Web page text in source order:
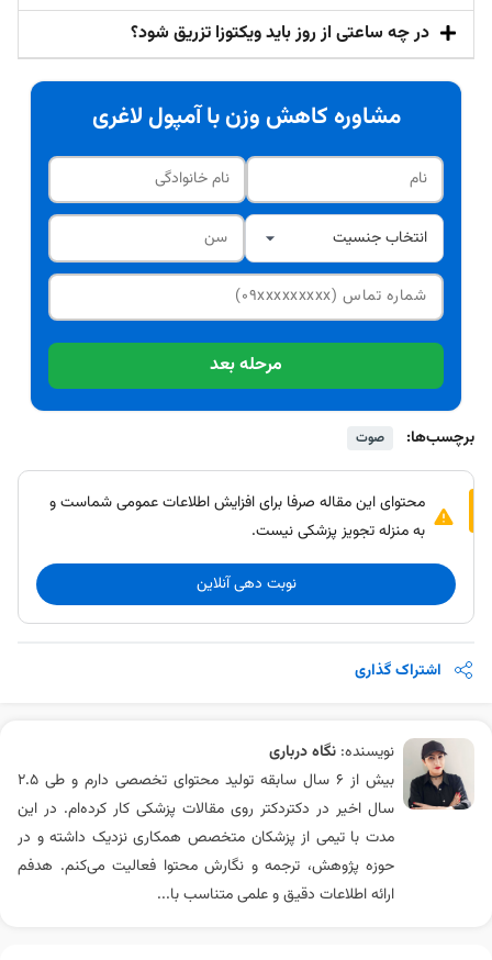
در چه ساعتی از روز باید ویکتوزا تزریق شود؟
مشاوره کاهش وزن با آمپول لاغری
مرحله بعد
برچسب‌ها: صوت
محتوای این مقاله صرفا برای افزایش اطلاعات عمومی شماست و
به منزله تجویز پزشکی نیست.
نوبت دهی آنلاین
اشتراک گذاری
نویسنده: نگاه درباری
بیش از ۶ سال سابقه تولید محتوای تخصصی دارم و طی ۲.۵
سال اخیر در دکتردکتر روی مقالات پزشکی کار کرده‌ام. در این
مدت با تیمی از پزشکان متخصص همکاری نزدیک داشته و در
حوزه پژوهش، ترجمه و نگارش محتوا فعالیت می‌کنم. هدفم
ارائه اطلاعات دقیق و علمی متناسب با...